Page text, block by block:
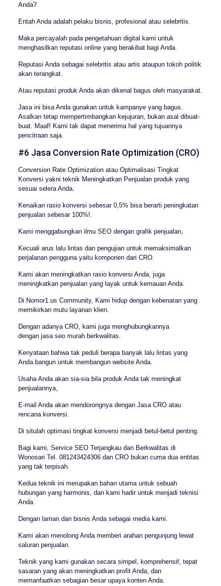
Anda?
Entah Anda adalah pelaku bisnis, profesional atau selebritis.
Maka percayalah pada pengetahuan digital kami untuk
menghasilkan reputasi online yang berakibat bagi Anda.
Reputasi Anda sebagai selebritis atau artis ataupun tokoh politik
akan terangkat.
Atau reputasi produk Anda akan dikenal bagus oleh masyarakat.
Jasa ini bisa Anda gunakan untuk kampanye yang bagus.
Asalkan tetap mempertimbangkan kejujuran, bukan asal dibuat-
buat. Maaf! Kami tak dapat menerima hal yang tujuannya
pencitraan saja.
#6 Jasa Conversion Rate Optimization (CRO)
Conversion Rate Optimization atau Optimalisasi Tingkat
Konversi yakni teknik Meningkatkan Penjualan produk yang
sesuai selera Anda.
Kenaikan rasio konversi sebesar 0,5% bisa berarti peningkatan
penjualan sebesar 100%!.
Kami menggabungkan ilmu SEO dengan grafik penjualan,
Kecuali arus lalu lintas dan pengujian untuk memaksimalkan
perjalanan pengguna yaitu komponen dari CRO.
Kami akan meningkatkan rasio konversi Anda, juga
meningkatkan penjualan yang layak untuk kemauan Anda.
Di Nomor1.us Community, Kami hidup dengan kebenaran yang
memikirkan mutu layanan klien.
Dengan adanya CRO, kami juga menghubungkannya
dengan jasa seo murah berkwalitas.
Kenyataan bahwa tak peduli berapa banyak lalu lintas yang
Anda bangun untuk membangun website Anda.
Usaha Anda akan sia-sia bila produk Anda tak meningkat
penjualannya,
E-mail Anda akan mendorongnya dengan Jasa CRO atau
rencana konversi.
Di situlah optimasi tingkat konversi menjadi betul-betul penting.
Bagi kami, Service SEO Terjangkau dan Berkwalitas di
Wonosari Tel. 081243424306 dan CRO bukan cuma dua entitas
yang tak terpisah.
Kedua teknik ini merupakan bahan utama untuk sebuah
hubungan yang harmonis, dan kami hadir untuk menjadi teknisi
Anda.
Dengan laman dan bisnis Anda sebagai media kami.
Kami akan menolong Anda memberi arahan pengunjung lewat
saluran penjualan.
Teknik yang kami gunakan secara simpel, komprehensif, tepat
sasaran yang akan meningkatkan profit Anda, dan
memanfaatkan sebagian besar upaya konten Anda.